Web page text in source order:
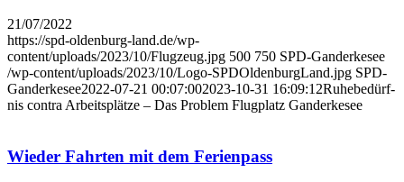
21/07/2022
https://spd-oldenburg-land.de/wp-
content/uploads/2023/10/Flugzeug.jpg 500 750 SPD-Ganderkesee
/wp-content/uploads/2023/10/Logo-SPDOldenburgLand.jpg SPD-
Ganderkesee2022-07-21 00:07:002023-10-31 16:09:12Ruhe­be­dürf­
nis con­tra Arbeits­plät­ze – Das Pro­blem Flug­platz Gan­der­ke­see
Wie­der Fahr­ten mit dem Feri­en­pass